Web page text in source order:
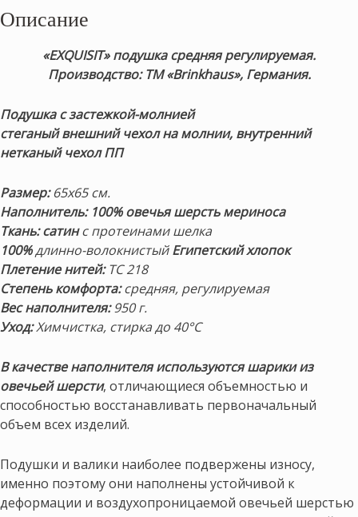
Описание
«EXQUISIT» подушка средняя регулируемая.
Производство: ТМ «Brinkhaus», Германия.
Подушка с застежкой-молнией
стеганый внешний чехол на молнии, внутренний
нетканый чехол ПП
Размер:65х65 см.
Наполнитель: 100% овечья шерсть мериноса
Ткань:сатинс протеинами шелка
100%длинно-волокнистыйЕгипетский хлопок
Плетение нитей:TC 218
Степень комфорта:средняя, регулируемая
Вес наполнителя:950 г.
Уход:Химчистка, стирка до 40°С
В качестве наполнителя используются шарики из
овечьей шерсти, отличающиеся объемностью и
способностью восстанавливать первоначальный
объем всех изделий.
Подушки и валики наиболее подвержены износу,
именно поэтому они наполнены устойчивой к
деформации и воздухопроницаемой овечьей шерстью